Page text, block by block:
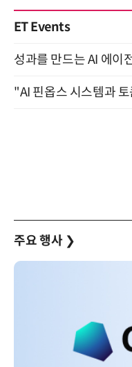
ET Events
주요 행사 ❯